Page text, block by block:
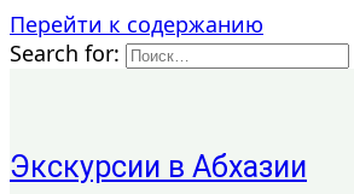
Перейти к содержанию
Search for:
Экскурсии в Абхазии